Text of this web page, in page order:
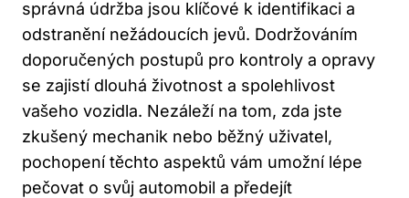
správná údržba jsou klíčové k identifikaci a
odstranění nežádoucích jevů. Dodržováním
doporučených postupů ‌pro kontroly a opravy
‍se zajistí⁣ dlouhá životnost a spolehlivost
vašeho vozidla. Nezáleží na tom, zda jste
zkušený mechanik nebo ⁣běžný uživatel,
pochopení těchto aspektů vám umožní lépe
pečovat o svůj automobil a předejít